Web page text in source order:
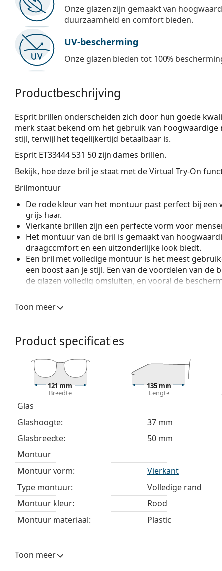
Onze glazen zijn gemaakt van
duurzaamheid en comfort bieden.
UV-bescherming
Onze glazen bieden tot 100%
Productbeschrijving
Esprit brillen onderscheiden zich door hun goede
merk staat bekend om het gebruik van
stijl, terwijl het tegelijkertijd betaalbaar is.
Esprit ET33444 531 50zijn dames brillen.
Bekijk, hoe deze bril je staat met de Virtual Try-On
Brilmontuur
De rode kleur van het montuur past perfect bij
grijs haar.
Vierkante brillen zijn een perfecte vorm voor
Het montuur van de bril is gemaakt van
draagcomfort en een uitzonderlijke look biedt.
Een bril met volledige montuur is het meest
een boost aan je stijl. Een van de voordelen van
de glazen volledig omsluiten, en vooral de
Accessoires
Het meegeleverde doekje is ideaal voor het
modellen worden geleverd met een stoffen zakje in
Bekijk het volledige assortiment
brillenvoor meer
bij het kiezen.
Het is een medisch hulpmiddel. Lees de instructies
Toon meer
Product specificaties
121 mm
Breedte
135 mm
Lengte
Glas
Glashoogte:
37 mm
Glasbreedte:
50 mm
montuur
Montuur vorm:
Vierkant
Type montuur:
Volledige rand
Montuur kleur:
Rood
Montuur materiaal:
Plastic
Breedte:
Toon meer